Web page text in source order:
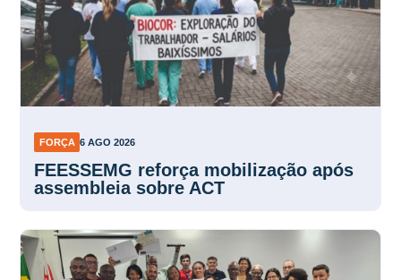
FORÇA 6 AGO 2026
FEESSEMG reforça mobilização após
assembleia sobre ACT